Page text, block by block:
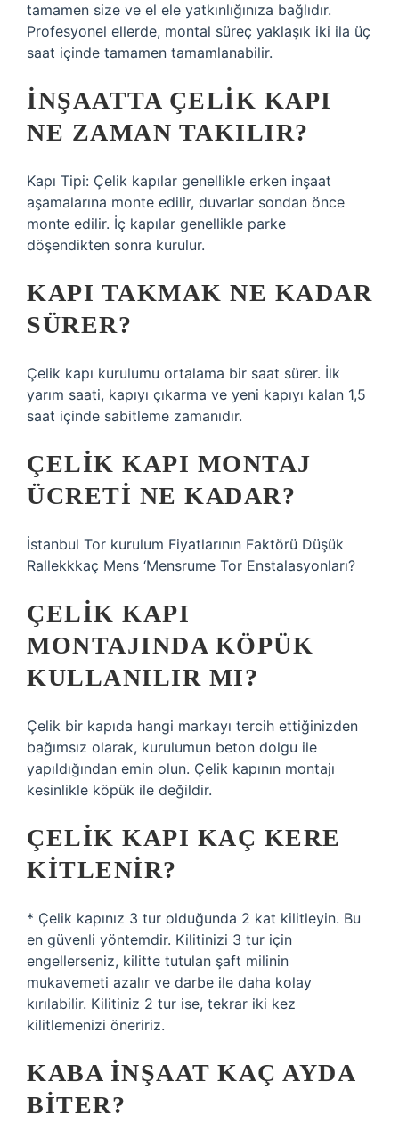
tamamen size ve el ele yatkınlığınıza bağlıdır.
Profesyonel ellerde, montal süreç yaklaşık iki ila üç
saat içinde tamamen tamamlanabilir.
İNŞAATTA ÇELIK KAPI
NE ZAMAN TAKILIR?
Kapı Tipi: Çelik kapılar genellikle erken inşaat
aşamalarına monte edilir, duvarlar sondan önce
monte edilir. İç kapılar genellikle parke
döşendikten sonra kurulur.
KAPI TAKMAK NE KADAR
SÜRER?
Çelik kapı kurulumu ortalama bir saat sürer. İlk
yarım saati, kapıyı çıkarma ve yeni kapıyı kalan 1,5
saat içinde sabitleme zamanıdır.
ÇELIK KAPI MONTAJ
ÜCRETI NE KADAR?
İstanbul Tor kurulum Fiyatlarının Faktörü Düşük
Rallekkkaç Mens ‘Mensrume Tor Enstalasyonları?
ÇELIK KAPI
MONTAJINDA KÖPÜK
KULLANILIR MI?
Çelik bir kapıda hangi markayı tercih ettiğinizden
bağımsız olarak, kurulumun beton dolgu ile
yapıldığından emin olun. Çelik kapının montajı
kesinlikle köpük ile değildir.
ÇELIK KAPI KAÇ KERE
KITLENIR?
* Çelik kapınız 3 tur olduğunda 2 kat kilitleyin. Bu
en güvenli yöntemdir. Kilitinizi 3 tur için
engellerseniz, kilitte tutulan şaft milinin
mukavemeti azalır ve darbe ile daha kolay
kırılabilir. Kilitiniz 2 tur ise, tekrar iki kez
kilitlemenizi öneririz.
KABA INŞAAT KAÇ AYDA
BITER?